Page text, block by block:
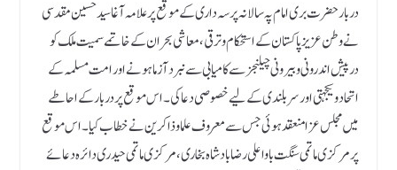
دربار حضر ت بری امام پہ سالانہ پرسہ داری کے موقع پر علامہ آغا سید حسین مقدسی
نے وطن عزیز پاکستان کے استحکام و ترقی، معاشی بحران کے خاتمے سمیت ملک کو
درپیش اندرونی و بیرونی چیلنجز سے کامیابی سے نبرد آزما ہونے اور امت مسلمہ کے
اتحاد و یکجہتی اور سربلندی کے لیے خصوصی دعا کی۔اس موقع پر دربارکے احاطے
میں مجلس عزا منعقد ہوئی جس سے معروف علما و ذاکرین نے خطاب کیا۔ اس موقع
پر مرکزی ماتمی سنگت باوا علی رضا بادشاہ بخاری، مرکزی ماتمی حیدری دائرہ دعائے